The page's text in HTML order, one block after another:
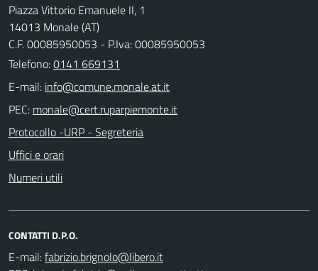
Piazza Vittorio Emanuele II, 1
14013 Monale (AT)
C.F. 00085950053 - P.Iva: 00085950053
Telefono:0141 669131
E-mail:
PEC:
Protocollo -URP - Segreteria
Uffici e orari
Numeri utili
CONTATTI D.P.O.
E-mail: